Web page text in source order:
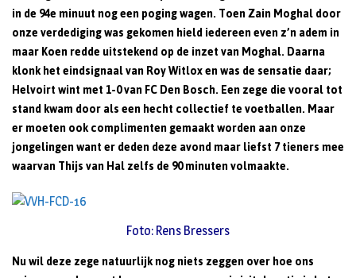
in de 94e minuut nog een poging wagen. Toen Zain Moghal door
onze verdediging was gekomen hield iedereen even z’n adem in
maar Koen redde uitstekend op de inzet van Moghal. Daarna
klonk het eindsignaal van Roy Witlox en was de sensatie daar;
Helvoirt wint met 1-0 van FC Den Bosch. Een zege die vooral tot
stand kwam door als een hecht collectief te voetballen. Maar
er moeten ook complimenten gemaakt worden aan onze
jongelingen want er deden deze avond maar liefst 7 tieners mee
waarvan Thijs van Hal zelfs de 90 minuten volmaakte.
Foto: Rens Bressers
Nu wil deze zege natuurlijk nog niets zeggen over hoe ons